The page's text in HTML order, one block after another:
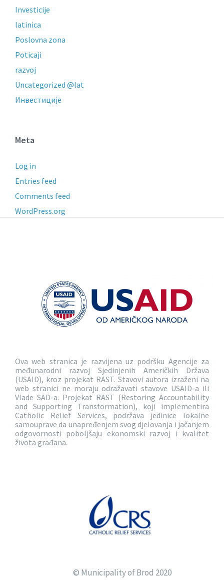
Investicije
latinica
Poslovna zona
Poticaji
razvoj
Uncategorized @lat
Инвестиције
Meta
Log in
Entries feed
Comments feed
WordPress.org
Ova web stranica je razvijena uz podršku Agencije za
međunarodni razvoj Sjedinjenih Američkih Država
(USAID), kroz projekat RAST. Stavovi autora izraženi na
web stranici ne moraju odražavati stavove USAID-a ili
Vlade SAD-a. Projekat RAST (Restoring Accountability
and Supporting Transformation), koji implementira
Catholic Relief Services, podržava jedinice lokalne
samouprave da unapređenjem svog djelovanja i jačanjem
odgovornosti poboljšaju ekonomski razvoj i kvalitet
života građana.
© Municipality of Brod 2020